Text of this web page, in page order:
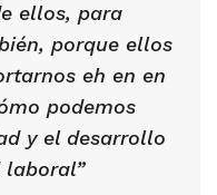
ellos, para
porque ellos
eh en en
podemos
y el desarrollo